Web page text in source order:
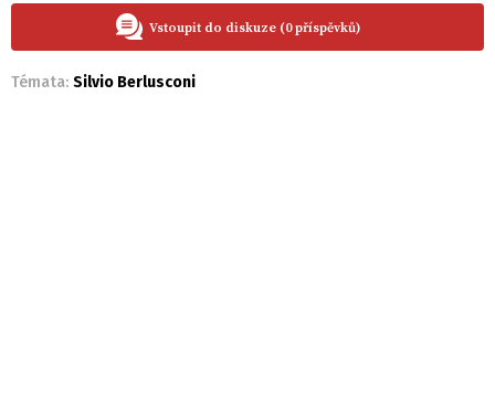
Vstoupit do diskuze (0 příspěvků)
Témata: Silvio Berlusconi